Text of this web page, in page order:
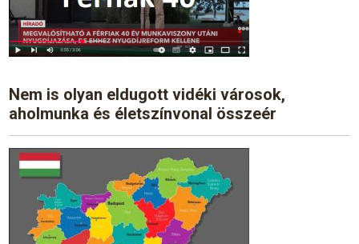
Nem is olyan eldugott vidéki városok,
aholmunka és életszínvonal összeér